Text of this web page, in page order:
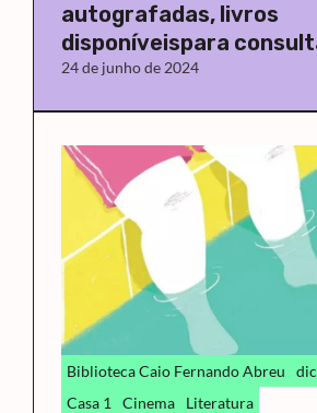
autografadas, livros
disponíveispara
24 de junho de 2024
Biblioteca Caio Fernando Abreu
Casa 1
Cinema Literatura